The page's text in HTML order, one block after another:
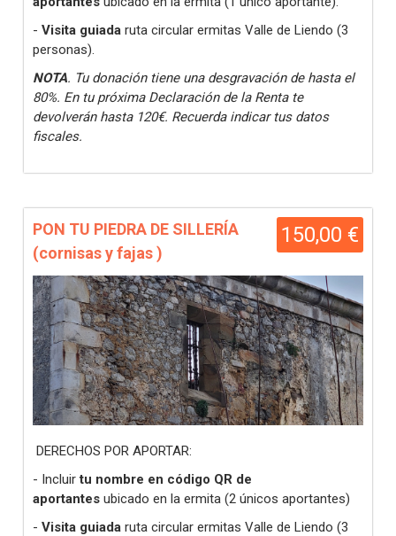
- Visita guiada ruta circular ermitas Valle de Liendo (3
personas).
NOTA. Tu donación tiene una desgravación de hasta el
80%. En tu próxima Declaración de la Renta te
devolverán hasta 120€. Recuerda indicar tus datos
fiscales.
150,00 €
PON TU PIEDRA DE SILLERÍA
(cornisas y fajas )
DERECHOS POR APORTAR:
- Incluirtu nombre en código QR de
aportantes ubicado en la ermita (2 únicos aportantes)
- Visita guiada ruta circular ermitas Valle de Liendo (3